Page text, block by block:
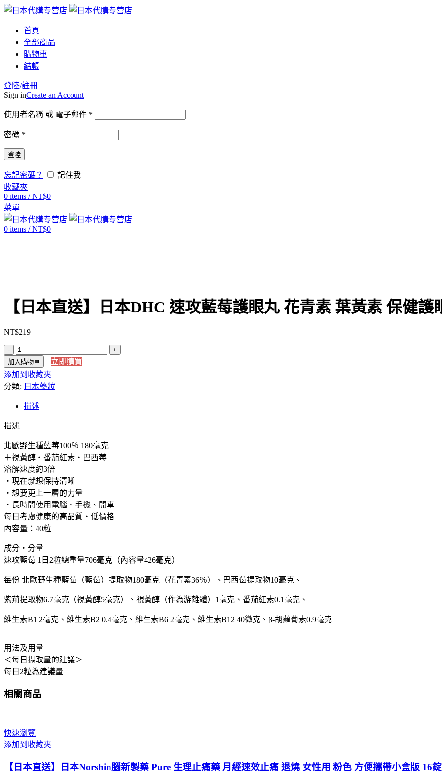
首頁
全部商品
購物車
結帳
登陸/註冊
Sign inCreate an Account
使用者名稱 或 電子郵件 *
密碼 *
登陸
忘記密碼？
記住我
收藏夾
0 items / NT$0
菜單
0 items / NT$0
【日本直送】日本DHC 速攻藍莓護眼丸 花青素 葉黃素 保健
NT$219
【日
本
直
送】
本
速
攻
藍
莓
護
眼
丸
花
青
葉
黃
保
健
眼
大
阪
實
體
藥
直
送
量
加入購物車
立即購買
添加到收藏夾
分類: 日本藥妝
描述
描述
北歐野生種藍莓100％ 180毫克
＋視黃醇・番茄紅素・巴西莓
溶解速度約3倍
・現在就想保持清晰
・想要更上一層的力量
・長時間使用電腦、手機、開車
每日考慮健康的高品質・低價格
內容量：40粒
成分・分量
速攻藍莓 1日2粒總重量706毫克（內容量426毫克）
每份 北歐野生種藍莓（藍莓）提取物180毫克（花青素36％）、巴西莓提取物10毫克、
紫荊提取物6.7毫克（視黃醇5毫克）、視黃醇（作為游離體）1毫克、番茄紅素0.1毫克、
維生素B1 2毫克、維生素B2 0.4毫克、維生素B6 2毫克、維生素B12 40微克、β-胡蘿蔔素0.9毫克
用法及用量
＜每日攝取量的建議＞
每日2粒為建議量
相關商品
快速瀏覽
添加到收藏夾
【日本直送】日本Norshin腦新製藥 Pure 生理止痛藥 月經速效止痛 退燒 女性用 粉色 方便攜帶小盒版 16